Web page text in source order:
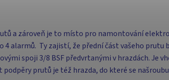
a zároveň je to místo pro namontování
alarmů. Ty zajistí, že přední část vašeho prutu
spoji 3/8 BSF předvrtanými v hrazdách. Je
prutů je též hrazda, do které se